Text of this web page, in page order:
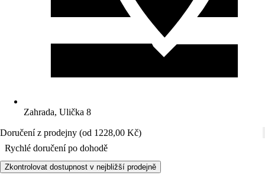
Zahrada, Ulička 8
Doručení z prodejny (od 1228,00 Kč)
Rychlé doručení po dohodě
Zkontrolovat dostupnost v nejbližší prodejně